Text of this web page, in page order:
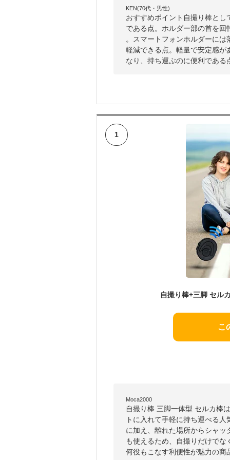
KEN(70代・男性)
おすすめポイント自撮り棒と
である点。ホルダー部の首を
。スマートフォンホルダーに
軽減できる点。軽量で安定感
なり、持ち運ぶのに便利である
1
こ
Moca2000
自撮り棒 三脚一体型 セルカ棒
トに入れて手軽に持ち運べる
に加え、離れた場所からシャ
も使えるため、自撮りだけで
何役もこなす利便性が魅力の商